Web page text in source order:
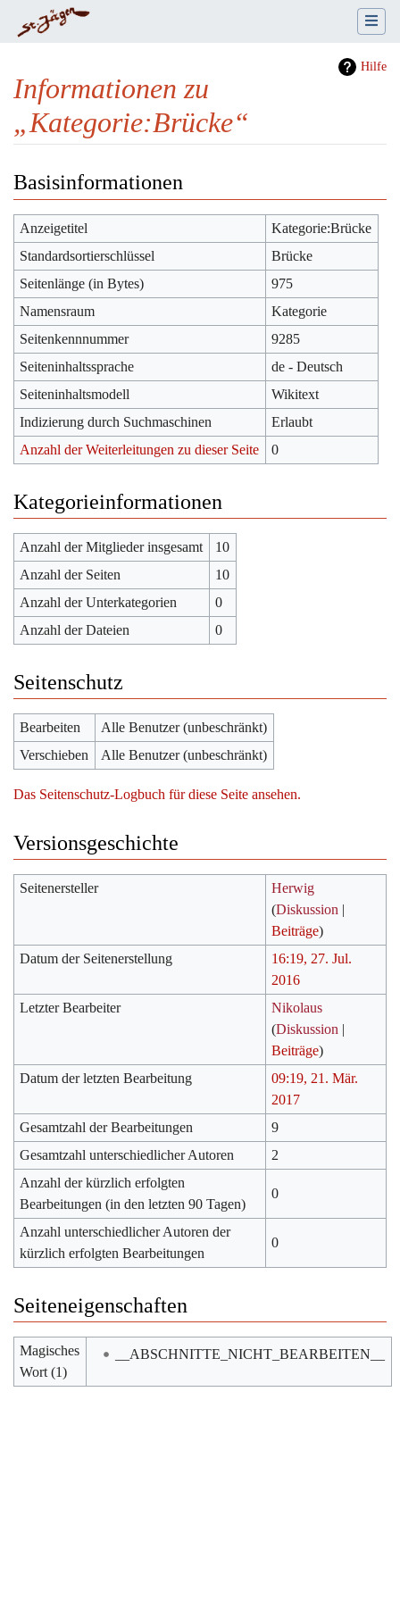
Hilfe
Informationen zu
„Kategorie:Brücke“
Basisinformationen
Anzeigetitel
Kategorie:Brücke
Standardsortierschlüssel
Brücke
Seitenlänge (in Bytes)
975
Namensraum
Kategorie
Seitenkennnummer
9285
Seiteninhaltssprache
de - Deutsch
Seiteninhaltsmodell
Wikitext
Indizierung durch Suchmaschinen
Erlaubt
Anzahl der Weiterleitungen zu dieser Seite
0
Kategorieinformationen
Anzahl der Mitglieder insgesamt
10
Anzahl der Seiten
10
Anzahl der Unterkategorien
0
Anzahl der Dateien
0
Seitenschutz
Bearbeiten
Alle Benutzer (unbeschränkt)
Verschieben
Alle Benutzer (unbeschränkt)
Das Seitenschutz-Logbuch für diese Seite ansehen.
Versionsgeschichte
Seitenersteller
Herwig
(Diskussion |
Beiträge)
Datum der Seitenerstellung
16:19, 27. Jul.
2016
Letzter Bearbeiter
Nikolaus
(Diskussion |
Beiträge)
Datum der letzten Bearbeitung
09:19, 21. Mär.
2017
Gesamtzahl der Bearbeitungen
9
Gesamtzahl unterschiedlicher Autoren
2
Anzahl der kürzlich erfolgten
Bearbeitungen (in den letzten 90 Tagen)
0
Anzahl unterschiedlicher Autoren der
kürzlich erfolgten Bearbeitungen
0
Seiteneigenschaften
Magisches
Wort (1)
__ABSCHNITTE_NICHT_BEARBEITEN__